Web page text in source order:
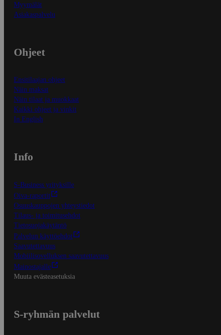
Myymälät
Asiakaspalvelu
Ohjeet
Ensitilaajan ohjeet
Näin maksat
Näin tilaat ja muokkaat
Kaikki ohjeet ja vinkit
In English
Info
S-Business yrityksille
Oiva-raportit
Osuuskauppojen yhteystiedot
Tilaus- ja toimitusehdot
Tietosuojakäytäntö
Palvelun käyttöehdot
Saavutettavuus
Mobiilisovelluksen saavutettavuus
Mainostajalle
Muuta evästeasetuksia
S-ryhmän palvelut